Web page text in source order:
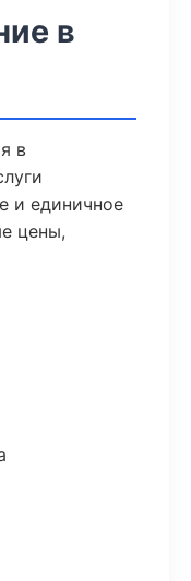
в
в
и единичное
цены,